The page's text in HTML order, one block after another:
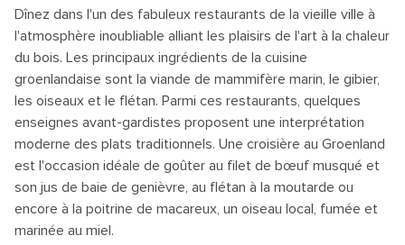
Dînez dans l'un des fabuleux restaurants de la vieille ville à
l'atmosphère inoubliable alliant les plaisirs de l'art à la chaleur
du bois. Les principaux ingrédients de la cuisine
groenlandaise sont la viande de mammifère marin, le gibier,
les oiseaux et le flétan. Parmi ces restaurants, quelques
enseignes avant-gardistes proposent une interprétation
moderne des plats traditionnels. Une croisière au Groenland
est l'occasion idéale de goûter au filet de bœuf musqué et
son jus de baie de genièvre, au flétan à la moutarde ou
encore à la poitrine de macareux, un oiseau local, fumée et
marinée au miel.